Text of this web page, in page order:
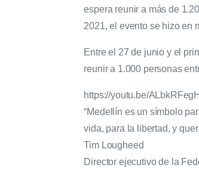
espera reunir a más de
2021, el evento se hizo en
Entre el 27 de junio y el
reunir a 1.000 personas
https://youtu.be/
“Medellín es un símbolo
vida, para la libertad, y
Tim Lougheed
Director ejecutivo de la